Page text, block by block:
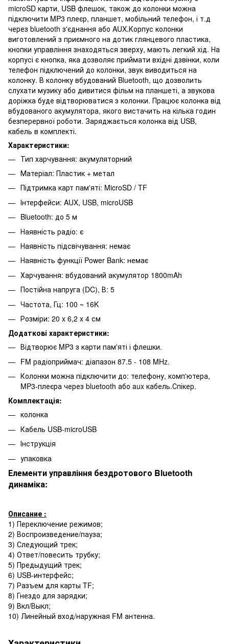
microSD карти, USB флешок, також до колонки можна
підключити MP3 плеєр, планшет, мобільний телефон, і т.д
через bluetooth з'єднання або AUX.Корпус колонки
виготовлений з приємного на дотик глянцевого пластика,
кнопки управління знаходяться зверху, мають легкий хід. На
корпусі є кнопка, яка дозволяє приймати вхідні дзвінки, коли
телефон підключений до колонки, звук виводиться на
колонку. В колонку вбудований Bluetooth, що дозволить
слухати музику або дивитися фільм на планшеті, а звукова
доріжка буде відтворюватися з колонки. Працює колонка від
вбудованого акумулятора, якого вистачить на кілька годин
безперервної роботи. Заряджається колонка від USB,
кабель в комплекті.
Характеристики:
Тип харчування: акумуляторний
Матеріал: Пластик + метал
Підтримка карт пам'яті: MicroSD / TF
Інтерфейси: AUX, USB, microUSB
Bluetooth: до 5 м
Наявність радіо: є
Наявність підсвічування: немає
Наявність функції Power Bank: немає
Харчування: вбудований акумулятор 1800mAh
Постійна напруга (DC), В: 5
Частота, Гц: 100 ~ 16K
Розміри: 20 x 6,2 x 4 см
Додаткові характеристики:
Відтворює MP3 з карти пам'яті і флешки.
FM радіоприймач: діапазон 87.5 - 108 MHz.
Колонки можна підключити до: телефону, комп'ютера,
MP3-плеєра через bluetooth або aux кабель.Спікер.
Комплектація:
колонка
Кабель USB-microUSB
Інструкція
упаковка
Елементи управління бездротового Bluetooth
динаміка:
Описание :
1) Переключение режимов;
2) Воспроизведение/пауза;
3) Следующий трек;
4) Ответ/повесить трубку;
5) Предыдущий трек;
6) USB-интерфейс;
7) Разъем для карты TF;
8) Гнездо для зарядки;
9) Вкл/Выкл;
10) Линейный вход/наружная FM антенна.